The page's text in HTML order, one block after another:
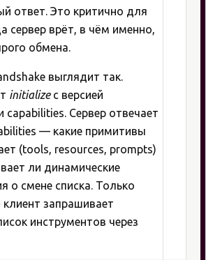
ответ. Это критично для
сервер врёт, в чём именно,
обмена.
выглядит так.
initializeс версией
capabilities. Сервер отвечает
— какие примитивы
(tools, resources, prompts)
ли динамические
о смене списка. Только
клиент запрашивает
инструментов через